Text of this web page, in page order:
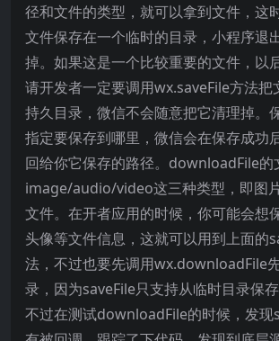
径和文件的类型，就可以拿到文件，这
文件保存在一个临时的目录，小程序退
掉。如果这是一个比较重要的文件，以
请开发者一定要调用wx.saveFile方法把
持久目录，微信不会随意把它清理掉。
指定要保存到哪里，微信会在保存成功
回给你它保存的路径。downloadFile的
image/audio/video这三种类型，即图
文件。在开者应用的时候，你可能会想
头像等文件信息，这就可以用到上面的
法，不过也要先调用wx.downloadFile
录，因为saveFile只支持从临时目录保存
不过在测试downloadFile的时候，发现